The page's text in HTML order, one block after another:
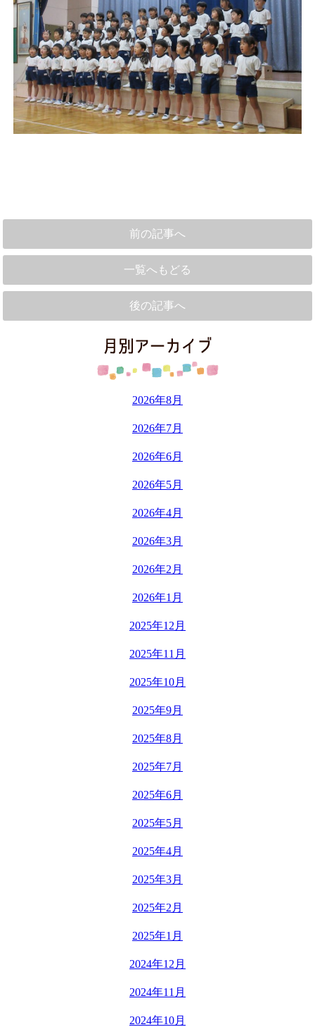
前の記事へ
一覧へもどる
後の記事へ
2026年8月
2026年7月
2026年6月
2026年5月
2026年4月
2026年3月
2026年2月
2026年1月
2025年12月
2025年11月
2025年10月
2025年9月
2025年8月
2025年7月
2025年6月
2025年5月
2025年4月
2025年3月
2025年2月
2025年1月
2024年12月
2024年11月
2024年10月